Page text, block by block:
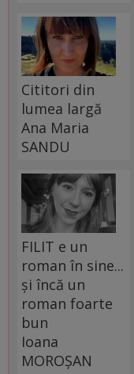
Cititori din
lumea largă
Ana Maria
SANDU
FILIT e un
roman în sine...
și încă un
roman foarte
bun
Ioana
MOROȘAN